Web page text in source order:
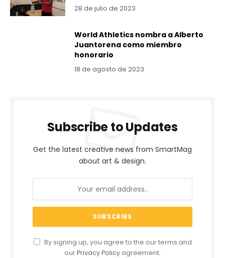
28 de julio de 2023
World Athletics nombra a Alberto
Juantorena como miembro
honorario
18 de agosto de 2023
Subscribe to Updates
Get the latest creative news from SmartMag
about art & design.
By signing up, you agree to the our terms and
ourPrivacy Policy agreement.